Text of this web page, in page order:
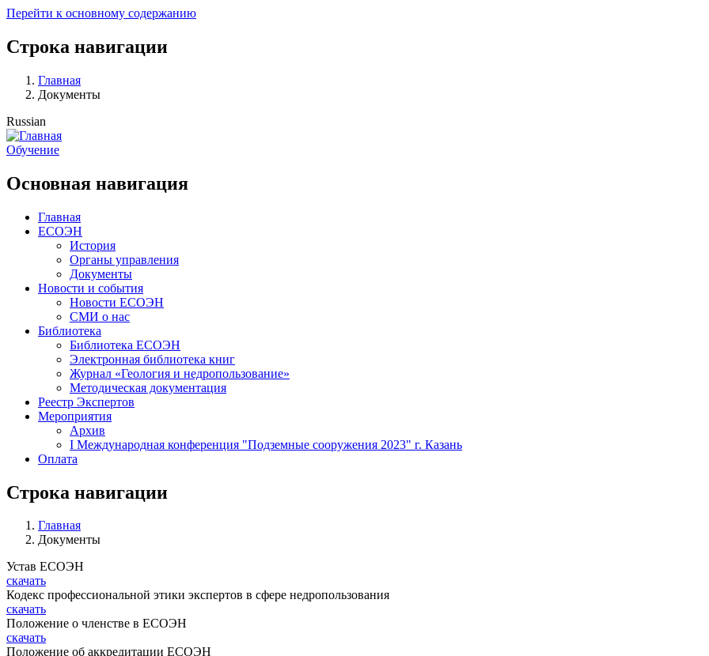
Перейти к основному содержанию
Строка навигации
Главная
Документы
Russian
Обучение
Основная навигация
Главная
ЕСОЭН
История
Органы управления
Документы
Новости и события
Новости ЕСОЭН
СМИ о нас
Библиотека
Библиотека ЕСОЭН
Электронная библиотека книг
Журнал «Геология и недропользование»
Методическая документация
Реестр Экспертов
Мероприятия
Архив
I Международная конференция "Подземные сооружения 2023" г. Казань
Оплата
Строка навигации
Главная
Документы
Устав ЕСОЭН
скачать
Кодекс профессиональной этики экспертов в сфере недропользования
скачать
Положение о членстве в ЕСОЭН
скачать
Положение об аккредитации ЕСОЭН